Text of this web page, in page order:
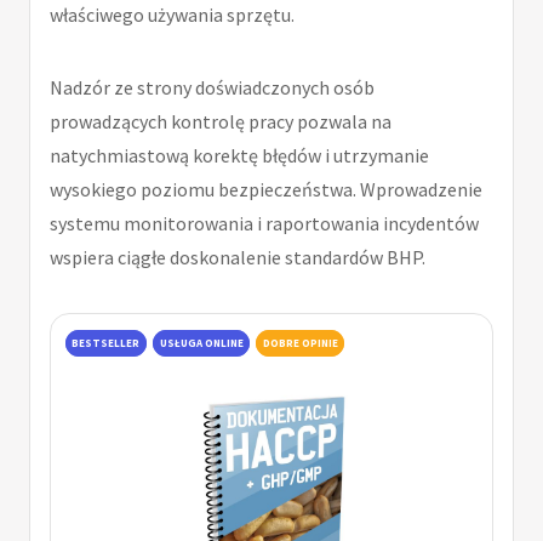
właściwego używania sprzętu.
Nadzór ze strony doświadczonych osób
prowadzących kontrolę pracy pozwala na
natychmiastową korektę błędów i utrzymanie
wysokiego poziomu bezpieczeństwa. Wprowadzenie
systemu monitorowania i raportowania incydentów
wspiera ciągłe doskonalenie standardów BHP.
BESTSELLER USŁUGA ONLINE DOBRE OPINIE